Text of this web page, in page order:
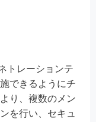
トレーションテ
できるようにチ
り、複数のメン
を行い、セキュ